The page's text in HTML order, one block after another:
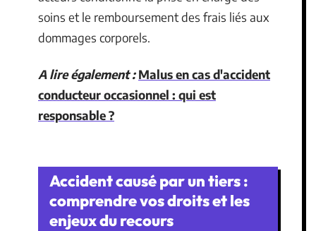
soins et le remboursement des frais liés aux
dommages corporels.
A lire également : Malus en cas d'accident
conducteur occasionnel : qui est
responsable ?
Accident causé par un tiers :
comprendre vos droits et les
enjeux du recours